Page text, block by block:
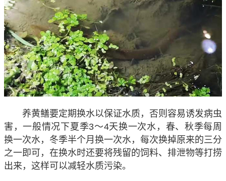
养黄鳝要定期换水以保证水质，否则容易诱发病虫
害，一般情况下夏季3～4天换一次水，春、秋季每周
换一次水，冬季半个月换一次水，每次换掉原来的三分
之一即可，在换水时还要将残留的饲料、排泄物等打捞
出来，这样可以减轻水质污染。